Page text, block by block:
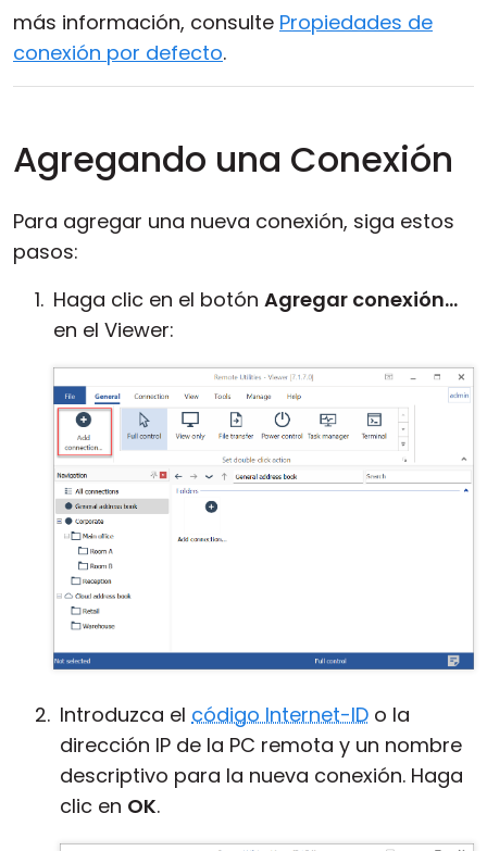
más información, consulte Propiedades de
conexión por defecto.
Agregando una Conexión
Para agregar una nueva conexión, siga estos
pasos:
Haga clic en el botón Agregar conexión...
en el Viewer:
Introduzca el código Internet-ID o la
dirección IP de la PC remota y un nombre
descriptivo para la nueva conexión. Haga
clic en OK.